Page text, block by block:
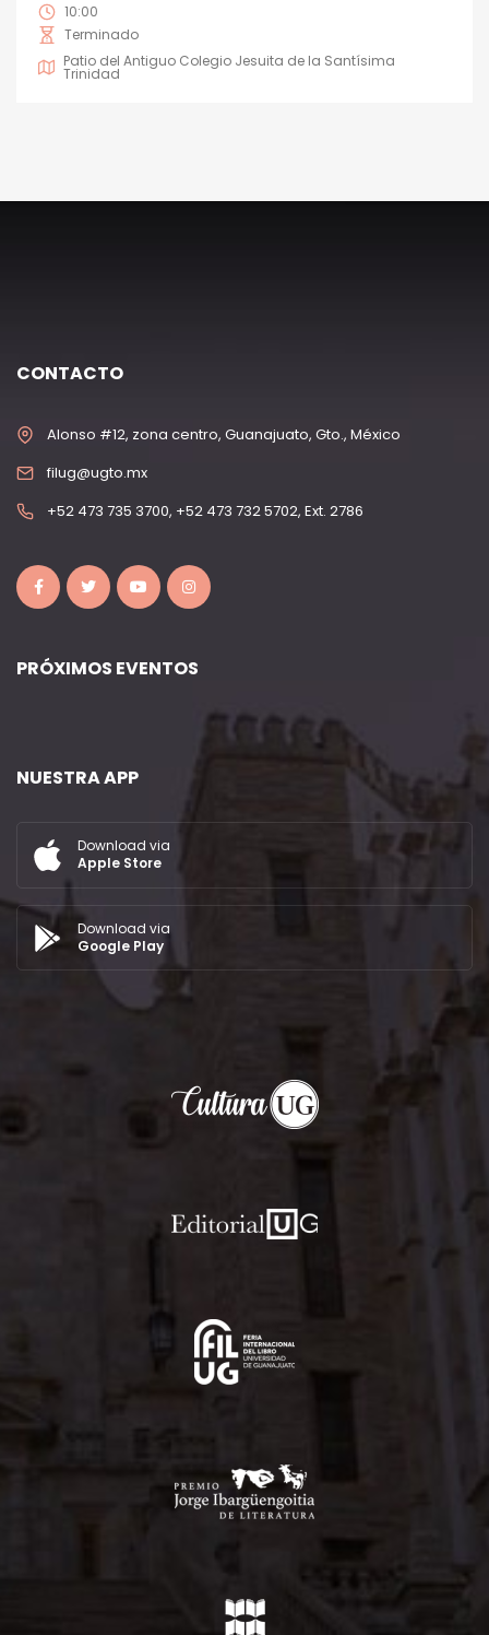
10:00
Terminado
Patio del Antiguo Colegio Jesuita de la Santísima
Trinidad
CONTACTO
Alonso #12, zona centro, Guanajuato, Gto., México
filug@ugto.mx
+52 473 735 3700, +52 473 732 5702, Ext. 2786
PRÓXIMOS EVENTOS
NUESTRA APP
Download via
Apple Store
Download via
Google Play